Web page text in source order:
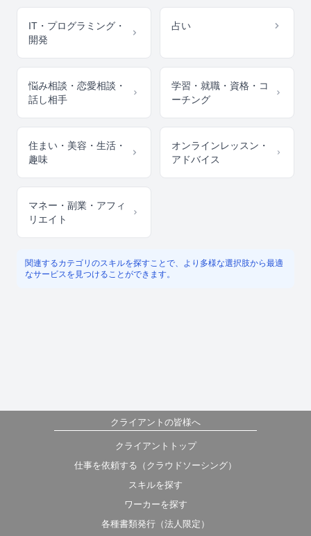
IT・プログラミング・
開発
占い
悩み相談・恋愛相談・
話し相手
学習・就職・資格・コ
ーチング
住まい・美容・生活・
趣味
オンラインレッスン・
アドバイス
マネー・副業・アフィ
リエイト
関連するカテゴリのスキルを探すことで、より多様な選択肢から最適
なサービスを見つけることができます。
クライアントの皆様へ
クライアントトップ
仕事を依頼する（クラウドソーシング）
スキルを探す
ワーカーを探す
各種書類発行（法人限定）